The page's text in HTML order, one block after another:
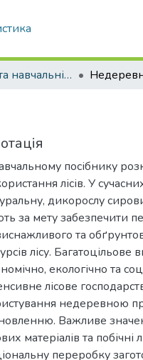
Підручники та навчальні посібники
посібнику
лісів. У
дикорослу
за мету забезпечити
та
лісу. Багатоцільове
екологічно та
лісове
недеревною
Важливе
матеріалів та
переробку